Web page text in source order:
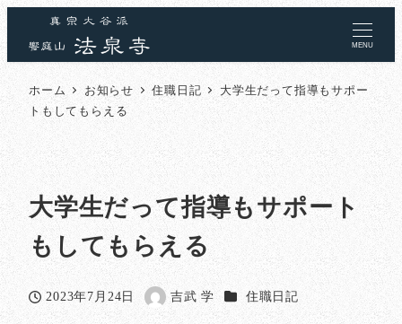
MENU
ホーム お知らせ 住職日記
大学生だって指導もサポー
トもしてもらえる
大学生だって指導もサポート
もしてもらえる
投稿日
2023年7月24日
著
吉武 学 カテゴリー
住職日記